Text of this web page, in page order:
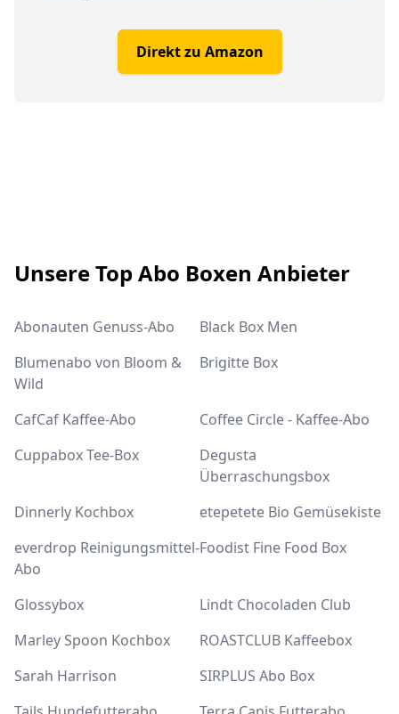
Direkt zu Amazon
Unsere Top Abo Boxen Anbieter
Abonauten Genuss-Abo
Black Box Men
Blumenabo von Bloom &
Wild
Brigitte Box
CafCaf Kaffee-Abo
Coffee Circle - Kaffee-Abo
Cuppabox Tee-Box
Degusta
Überraschungsbox
Dinnerly Kochbox
etepetete Bio Gemüsekiste
everdrop Reinigungsmittel-
Abo
Foodist Fine Food Box
Glossybox
Lindt Chocoladen Club
Marley Spoon Kochbox
ROASTCLUB Kaffeebox
Sarah Harrison
SIRPLUS Abo Box